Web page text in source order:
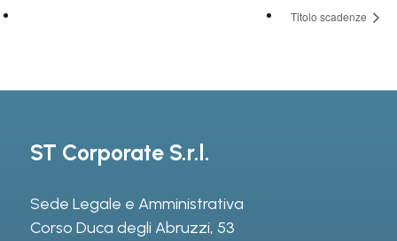
Titolo scadenze
ST Corporate S.r.l.
Sede Legale e Amministrativa
Corso Duca degli Abruzzi, 53